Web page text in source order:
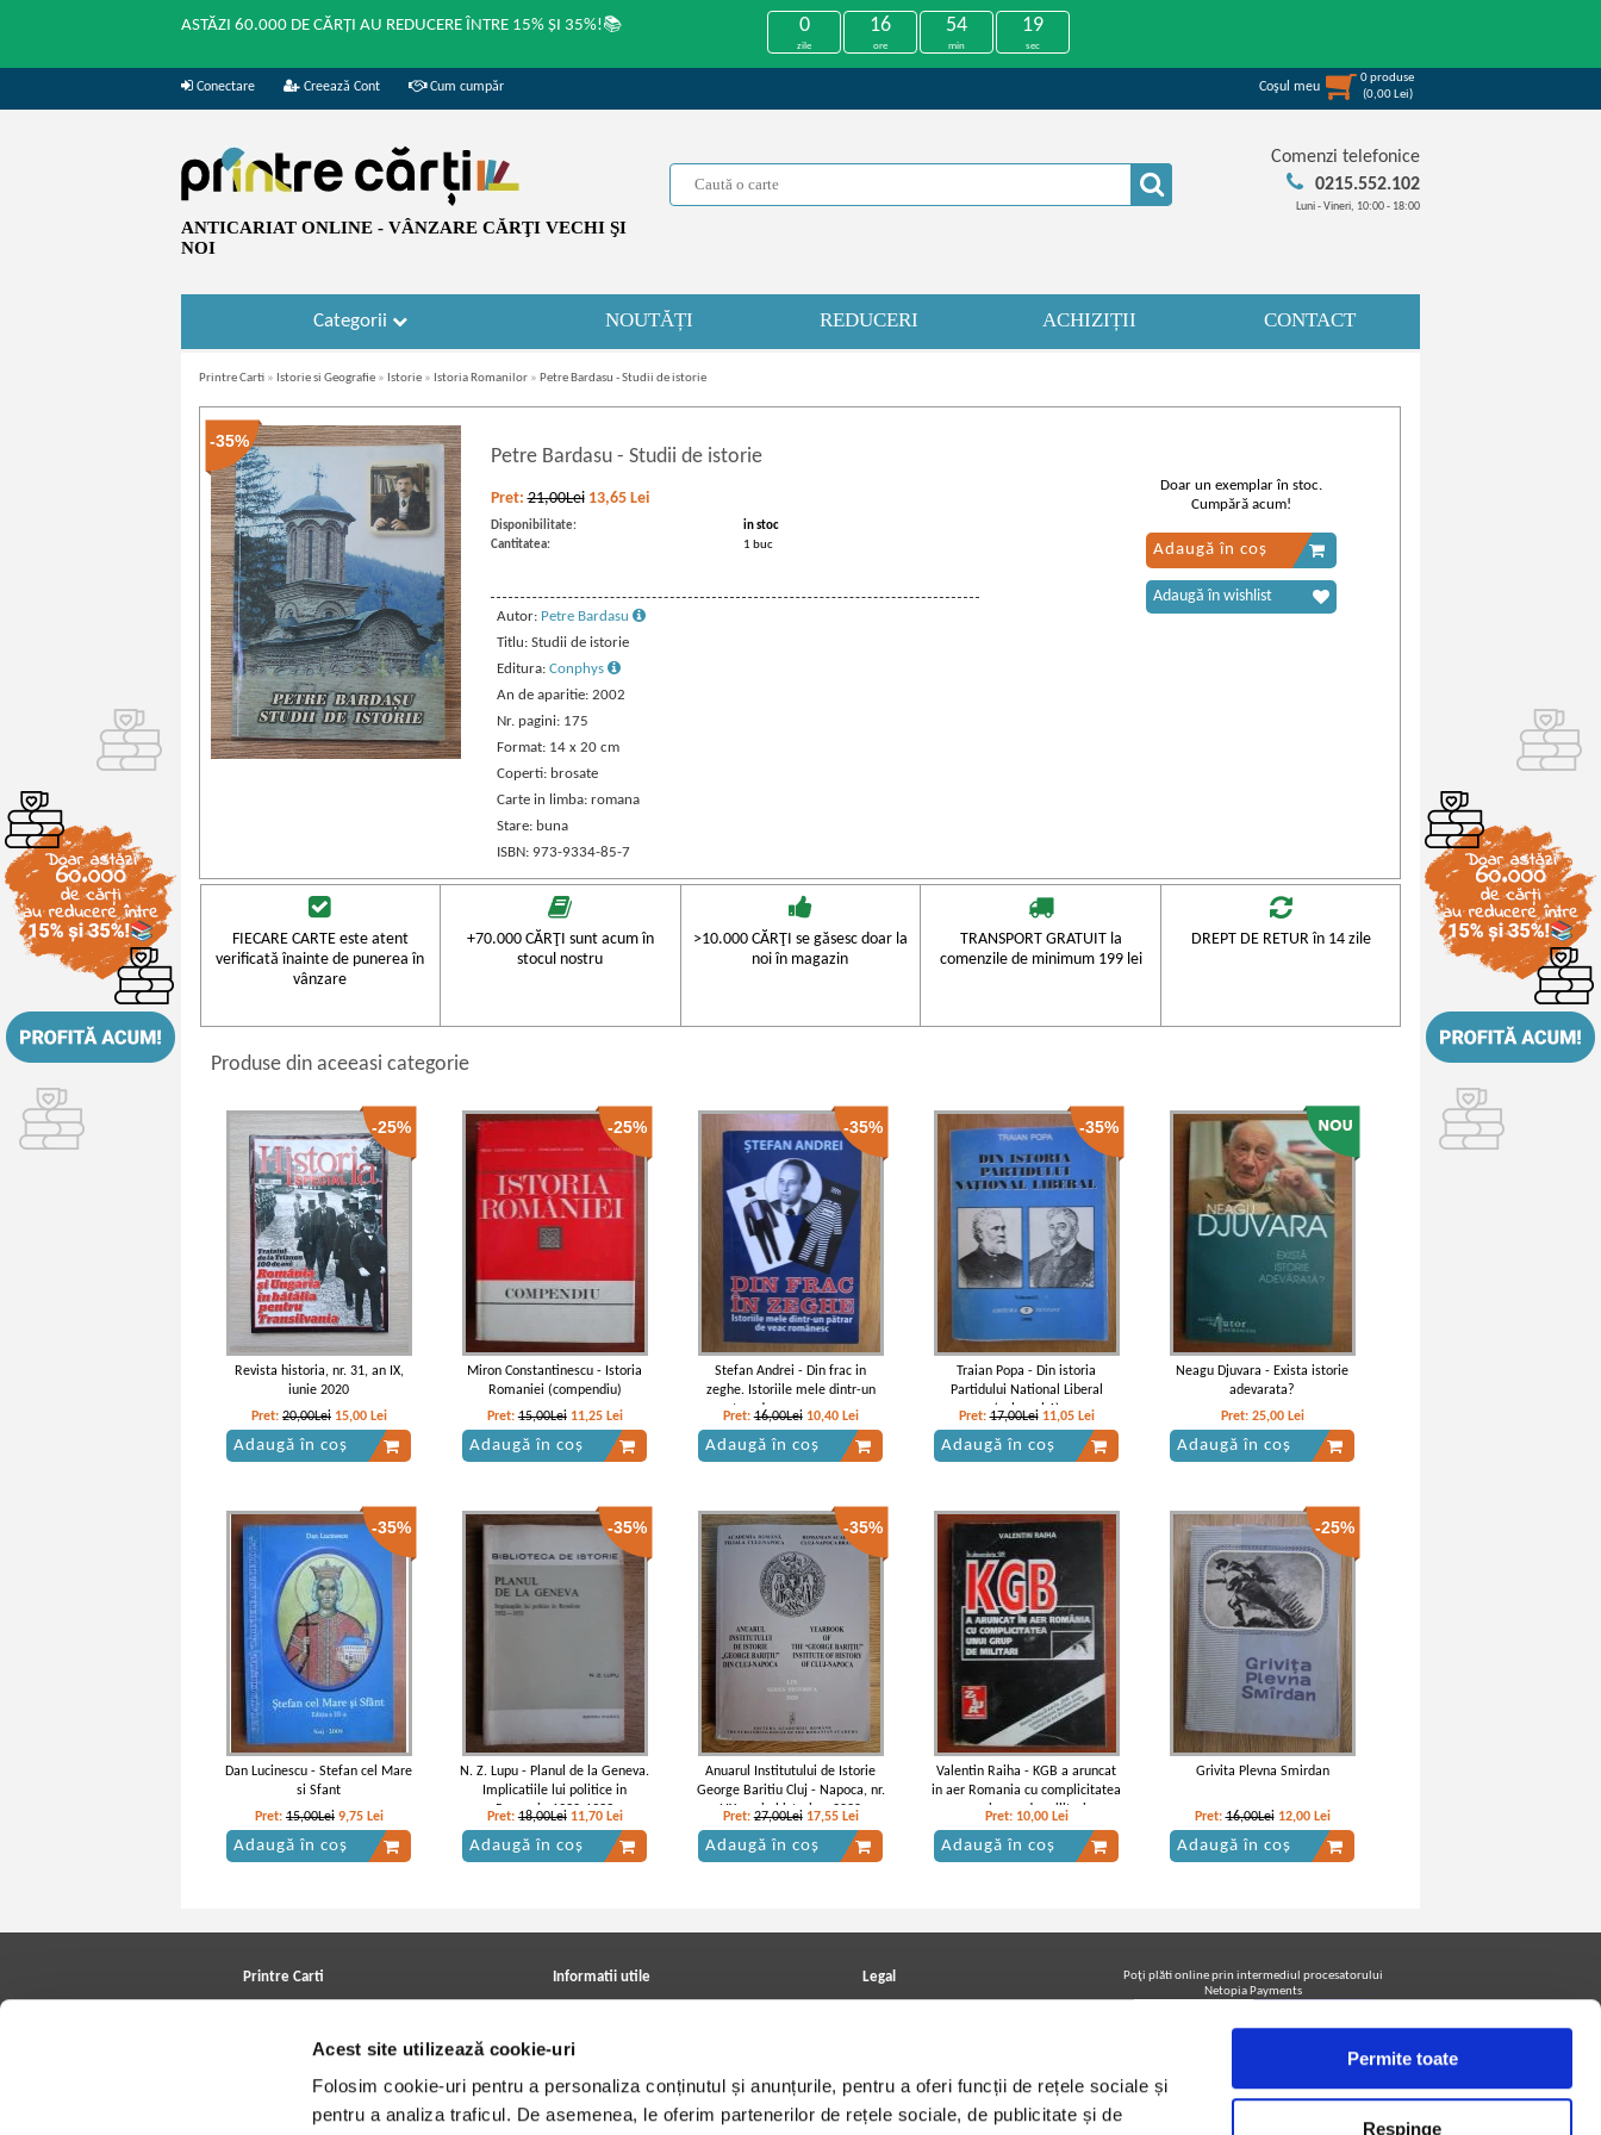
Acest site utilizează cookie-uri
Folosim cookie-uri pentru a personaliza conținutul și anunțurile, pentru a oferi funcții de rețele sociale și
pentru a analiza traficul. De asemenea, le oferim partenerilor de rețele sociale, de publicitate și de
Permite toate
Respinge
ASTĂZI 60.000 DE CĂRȚI AU REDUCERE ÎNTRE 15% ȘI 35%!📚 0
zile
16
ore
54
min
19
sec
Conectare Creează Cont Cum cumpăr Coşul meu
0produse
(0,00 Lei)
ANTICARIAT ONLINE - VÂNZARE CĂRŢI VECHI ŞI
NOI
Comenzi telefonice
0215.552.102
Luni - Vineri, 10:00 - 18:00
Categorii NOUTĂȚI REDUCERI ACHIZIȚII CONTACT
Printre Carti » Istorie si Geografie » Istorie » Istoria Romanilor » Petre Bardasu - Studii de istorie
-35%
Petre Bardasu - Studii de istorie
Pret:21,00Lei 13,65 Lei
Disponibilitate:
in stoc
Cantitatea:
1 buc
Autor: Petre Bardasu
Titlu: Studii de istorie
Editura: Conphys
An de aparitie: 2002
Nr. pagini: 175
Format: 14 x 20 cm
Coperti: brosate
Carte in limba: romana
Stare: buna
ISBN: 973-9334-85-7
Doar un exemplar în stoc.
Cumpără acum!
Adaugă în coș
Adaugă în wishlist
FIECARE CARTE este atent
verificată înainte de punerea în
vânzare
+70.000 CĂRŢI sunt acum în
stocul nostru
>10.000 CĂRŢI se găsesc doar la
noi în magazin
TRANSPORT GRATUIT la
comenzile de minimum 199 lei
DREPT DE RETUR în 14 zile
Produse din aceeasi categorie
-25%
Revista historia, nr. 31, an IX,
iunie 2020
Pret: 20,00Lei 15,00 Lei
Adaugă în coș
-25%
Miron Constantinescu - Istoria
Romaniei (compendiu)
Pret:15,00Lei 11,25 Lei
Adaugă în coș
-35%
Stefan Andrei - Din frac in
zeghe. Istoriile mele dintr-un
patrar de veac romanesc
Pret:16,00Lei 10,40 Lei
Adaugă în coș
-35%
Traian Popa - Din istoria
Partidului National Liberal
(volumul 1)
Pret:17,00Lei 11,05 Lei
Adaugă în coș
Neagu Djuvara - Exista istorie
adevarata?
Pret: 25,00 Lei
Adaugă în coș
-35%
Dan Lucinescu - Stefan cel Mare
si Sfant
Pret: 15,00Lei 9,75 Lei
Adaugă în coș
-35%
N. Z. Lupu - Planul de la Geneva.
Implicatiile lui politice in
Romania 1932-1933
Pret:18,00Lei 11,70 Lei
Adaugă în coș
-35%
Anuarul Institutului de Istorie
George Baritiu Cluj - Napoca, nr.
LIX, seria historica, 2020
Pret:27,00Lei 17,55 Lei
Adaugă în coș
Valentin Raiha - KGB a aruncat
in aer Romania cu complicitatea
unui grup de militari
Pret: 10,00 Lei
Adaugă în coș
-25%
Grivita Plevna Smirdan
Pret:16,00Lei 12,00 Lei
Adaugă în coș
Printre Carti
Cele mai căutate cărți
Blog Printre Carti
Informatii utile
Contact
Politica de livrare
Angajari - Cariere
Legal
Utilizare cookie-uri
Poţi plăti online prin intermediul procesatorului
Netopia Payments
Urmăreşte-ne pe facebook pentru a fi la curent cu
promoţiile PrintreCarti.ro